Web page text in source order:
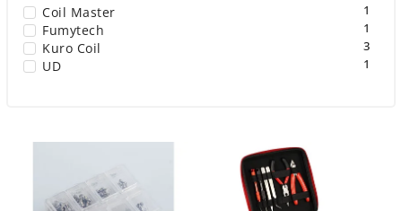
Coil Master 1
Fumytech 1
Kuro Coil 3
UD 1